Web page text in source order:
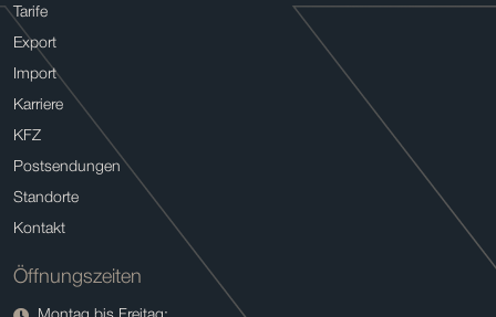
Tarife
Export
Import
Karriere
KFZ
Postsendungen
Standorte
Kontakt
Öffnungszeiten